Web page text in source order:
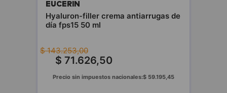
EUCERIN
Hyaluron-filler crema antiarrugas de
día fps15 50 ml
$ 143.253,00
$ 71.626,50
Precio sin impuestos nacionales:$ 59.195,45